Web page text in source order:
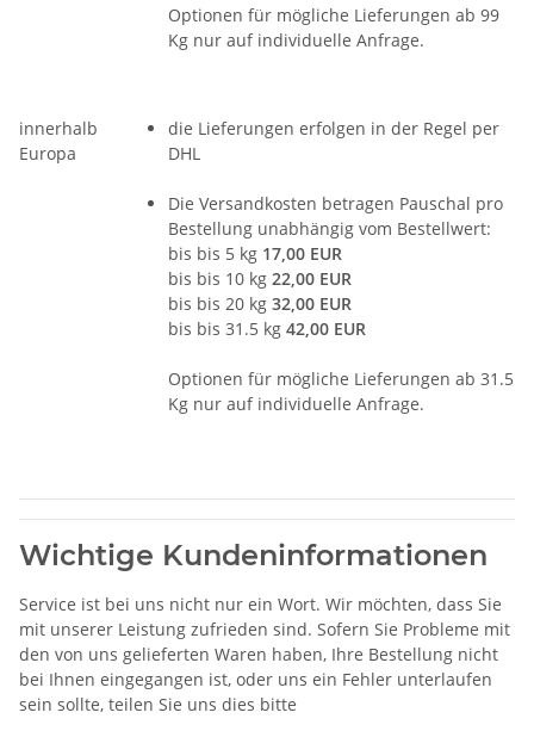
Optionen für mögliche Lieferungen ab 99
Kg nur auf individuelle Anfrage.
innerhalb
Europa
die Lieferungen erfolgen in der Regel per
DHL
Die Versandkosten betragen Pauschal pro
Bestellung unabhängig vom Bestellwert:
bis bis 5 kg 17,00 EUR
bis bis 10 kg 22,00 EUR
bis bis 20 kg 32,00 EUR
bis bis 31.5 kg 42,00 EUR
Optionen für mögliche Lieferungen ab 31.5
Kg nur auf individuelle Anfrage.
Wichtige Kundeninformationen
Service ist bei uns nicht nur ein Wort. Wir möchten, dass Sie
mit unserer Leistung zufrieden sind. Sofern Sie Probleme mit
den von uns gelieferten Waren haben, Ihre Bestellung nicht
bei Ihnen eingegangen ist, oder uns ein Fehler unterlaufen
sein sollte, teilen Sie uns dies bitte